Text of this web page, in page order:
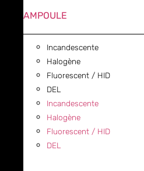
AMPOULE
Incandescente
Halogène
Fluorescent / HID
DEL
Incandescente
Halogène
Fluorescent / HID
DEL